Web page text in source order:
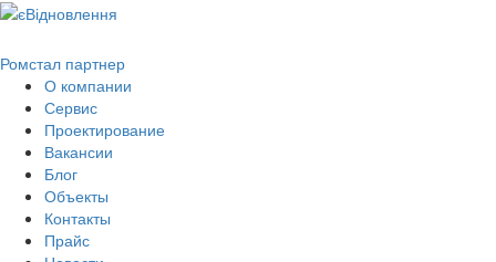
Ромстал партнер
О компании
Сервис
Проектирование
Вакансии
Блог
Объекты
Контакты
Прайс